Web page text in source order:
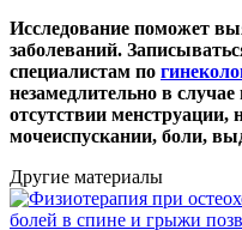
Исследование поможет
заболеваний.
специалистам по
незамедлительно в
отсутствии
мочеиспускании, боли,
Другие материалы